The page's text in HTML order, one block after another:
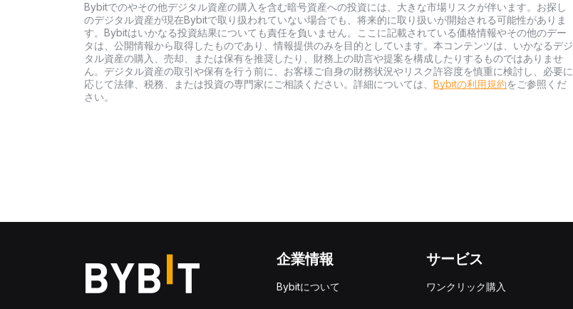
Bybitでのやその他デジタル資産の購入を含む暗号資産への投資には、大きな市場リスクが伴います。お探し
のデジタル資産が現在Bybitで取り扱われていない場合でも、将来的に取り扱いが開始される可能性がありま
す。Bybitはいかなる投資結果についても責任を負いません。ここに記載されている価格情報やその他のデー
タは、公開情報から取得したものであり、情報提供のみを目的としています。本コンテンツは、いかなるデジ
タル資産の購入、売却、または保有を推奨したり、財務上の助言や提案を構成したりするものではありませ
ん。デジタル資産の取引や保有を行う前に、お客様ご自身の財務状況やリスク許容度を慎重に検討し、必要に
応じて法律、税務、または投資の専門家にご相談ください。詳細については、 Bybitの利用規約をご参照くだ
さい。
企業情報
Bybitについて
サービス
ワンクリック購入